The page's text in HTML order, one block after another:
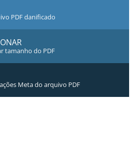
PDF danificado
tamanho do PDF
Meta do arquivo PDF